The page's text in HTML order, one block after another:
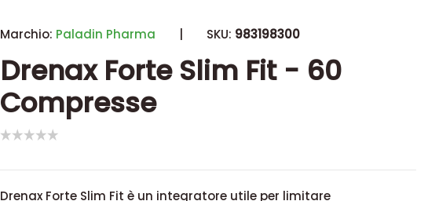
Marchio: Paladin Pharma | SKU: 983198300
Drenax Forte Slim Fit - 60
Compresse
Drenax Forte Slim Fit è un integratore utile per limitare